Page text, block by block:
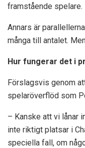
framstående
Annars är
många till antalet.
Hur fungerar det i
Förslagsvis genom
spelaröverflöd som
– Kanske att vi lånar
inte riktigt platsar i
speciella fall, om